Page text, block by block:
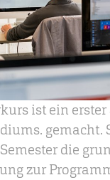
ist ein
gemacht.
die
zur